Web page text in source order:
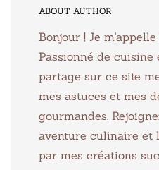
ABOUT AUTHOR
Bonjour ! Je
Passionné de cuisine
partage sur ce site
mes astuces et mes
gourmandes.
aventure culinaire et
par mes créations